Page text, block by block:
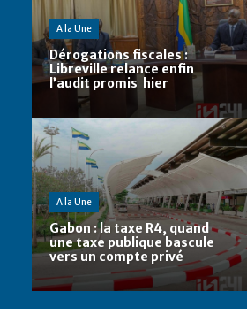
A la Une
Dérogations fiscales :
Libreville relance enfin
l’audit promis hier
A la Une
Gabon : la taxe R4, quand
une taxe publique bascule
vers un compte privé